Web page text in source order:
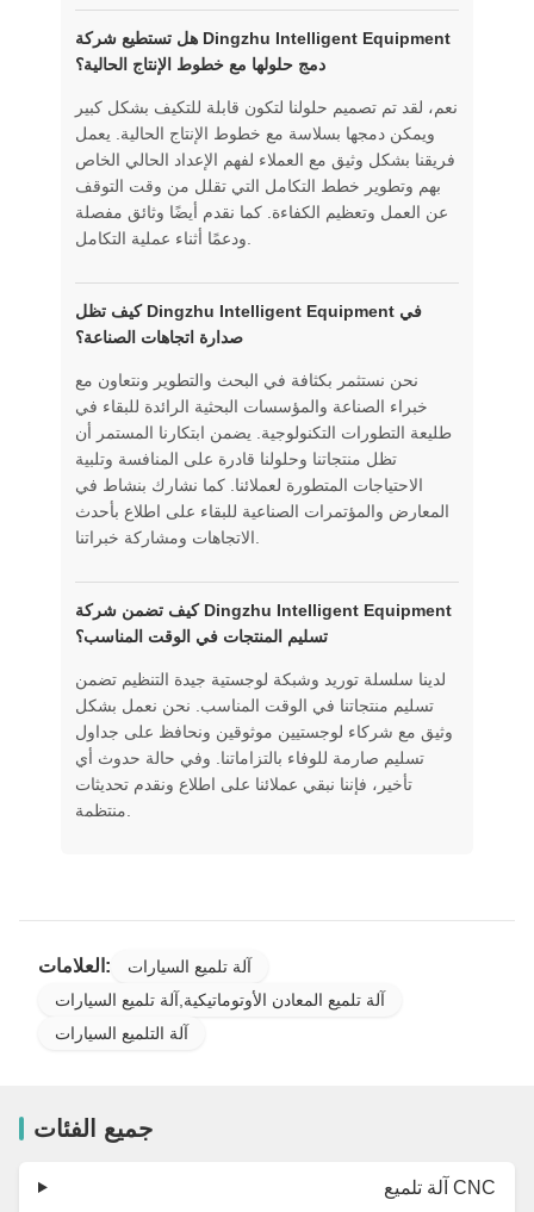
هل تستطيع شركة Dingzhu Intelligent Equipment
دمج حلولها مع خطوط الإنتاج الحالية؟
نعم، لقد تم تصميم حلولنا لتكون قابلة للتكيف بشكل كبير
ويمكن دمجها بسلاسة مع خطوط الإنتاج الحالية. يعمل
فريقنا بشكل وثيق مع العملاء لفهم الإعداد الحالي الخاص
بهم وتطوير خطط التكامل التي تقلل من وقت التوقف
عن العمل وتعظيم الكفاءة. كما نقدم أيضًا وثائق مفصلة
كيف تظل Dingzhu Intelligent Equipment في
صدارة اتجاهات الصناعة؟
نحن نستثمر بكثافة في البحث والتطوير ونتعاون مع
خبراء الصناعة والمؤسسات البحثية الرائدة للبقاء في
طليعة التطورات التكنولوجية. يضمن ابتكارنا المستمر أن
تظل منتجاتنا وحلولنا قادرة على المنافسة وتلبية
الاحتياجات المتطورة لعملائنا. كما نشارك بنشاط في
المعارض والمؤتمرات الصناعية للبقاء على اطلاع بأحدث
كيف تضمن شركة Dingzhu Intelligent Equipment
تسليم المنتجات في الوقت المناسب؟
لدينا سلسلة توريد وشبكة لوجستية جيدة التنظيم تضمن
تسليم منتجاتنا في الوقت المناسب. نحن نعمل بشكل
وثيق مع شركاء لوجستيين موثوقين ونحافظ على جداول
تسليم صارمة للوفاء بالتزاماتنا. وفي حالة حدوث أي
تأخير، فإننا نبقي عملائنا على اطلاع ونقدم تحديثات
العلامات:
آلة تلميع السيارات
آلة تلميع المعادن الأوتوماتيكية,آلة تلميع السيارات
آلة التلميع السيارات
جميع الفئات
آلة تلميع CNC